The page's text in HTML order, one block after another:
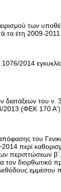
των
τα έτη 2009-2011
2014
διατάξεων
2013 (ΦΕΚ 170 Α')
του
περί
περιπτώσεων
διορθωτικό
εμμέσου